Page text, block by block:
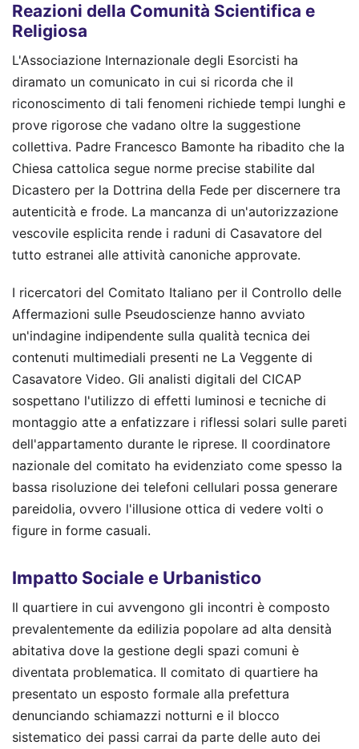
Reazioni della Comunità Scientifica e
Religiosa
L'Associazione Internazionale degli Esorcisti ha
diramato un comunicato in cui si ricorda che il
riconoscimento di tali fenomeni richiede tempi lunghi e
prove rigorose che vadano oltre la suggestione
collettiva. Padre Francesco Bamonte ha ribadito che la
Chiesa cattolica segue norme precise stabilite dal
Dicastero per la Dottrina della Fede per discernere tra
autenticità e frode. La mancanza di un'autorizzazione
vescovile esplicita rende i raduni di Casavatore del
tutto estranei alle attività canoniche approvate.
I ricercatori del Comitato Italiano per il Controllo delle
Affermazioni sulle Pseudoscienze hanno avviato
un'indagine indipendente sulla qualità tecnica dei
contenuti multimediali presenti ne La Veggente di
Casavatore Video. Gli analisti digitali del CICAP
sospettano l'utilizzo di effetti luminosi e tecniche di
montaggio atte a enfatizzare i riflessi solari sulle pareti
dell'appartamento durante le riprese. Il coordinatore
nazionale del comitato ha evidenziato come spesso la
bassa risoluzione dei telefoni cellulari possa generare
pareidolia, ovvero l'illusione ottica di vedere volti o
figure in forme casuali.
Impatto Sociale e Urbanistico
Il quartiere in cui avvengono gli incontri è composto
prevalentemente da edilizia popolare ad alta densità
abitativa dove la gestione degli spazi comuni è
diventata problematica. Il comitato di quartiere ha
presentato un esposto formale alla prefettura
denunciando schiamazzi notturni e il blocco
sistematico dei passi carrai da parte delle auto dei